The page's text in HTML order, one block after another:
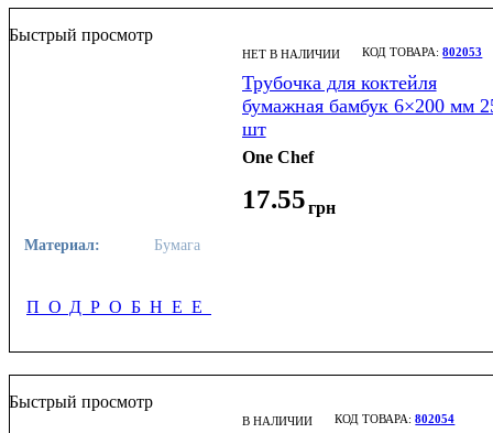
Быстрый просмотр
НЕТ В НАЛИЧИИ 802053
Трубочка для коктейля
бумажная бамбук 6×200 мм
шт
One Chef
17.55грн
Материал: Бумага
ПОДРОБНЕЕ
Быстрый просмотр
В НАЛИЧИИ 802054